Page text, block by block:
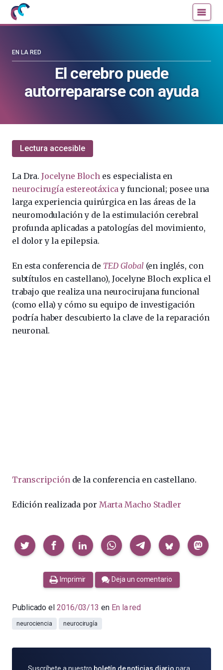
Mujeres
con
Científica
la
blog
Científica
la
El cerebro puede
autorrepararse con ayuda
EN LA RED
Lectura accesible
La Dra.Jocelyne Bloches especialista en
neurocirugía estereotáxicay funcional; posee una
larga experiencia quirúrgica en las áreas de la
neuromodulación y de la estimulación cerebral
profunda aplicadas a patologías del movimiento,
el dolor y la epilepsia.
En esta conferencia de TED Global (en inglés, con
subtítulos en castellano), Jocelyne Bloch explica el
trabajo que realiza una neurocirujana funcional
(como ella) y cómo su equipo de investigación
podría haber descubierto la clave de la reparación
neuronal.
Transcripciónde la conferencia en castellano.
Edición realizada por Marta Macho Stadler
Compartir
Imprimir Deja un comentario
Publicado el 2016/03/13 en En la red
neurociencia neurocirugía
SUSCRÍBETE
Suscríbete a nuestro boletín de noticias diario para